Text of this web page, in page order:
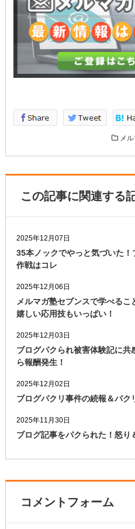
メ
この記事に関連する
2025年12月07日
35本ノックでやっと気づいた
作戦はコレ
2025年12月06日
メルマガ塾セブンスで学べるこ
嬉しい応用技もいっぱい！
2025年12月03日
ブログパクられ被害体験記に
ら報酬発生！
2025年12月02日
ブログパクリ事件の続報＆パク
2025年11月30日
ブログ記事をパクられた！怒り
コメントフォーム